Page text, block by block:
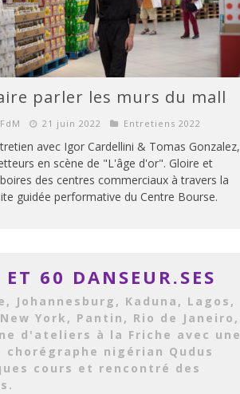
parler les murs du mall
FdM 21 juin 2022 Entretiens 2022
avec Igor Cardellini & Tomas Gonzalez,
en scène de "L'âge d'or". Gloire et
des centres commerciaux à travers la
guidée performative du Centre Bourse.
60 DANSEUR.SES
Johannesburg, Kaduna, Lagos,
York, Pantin, Rio de Janeiro,
d'ateliers à la Friche avec une
nigérian Qudus
cours et rencontré des